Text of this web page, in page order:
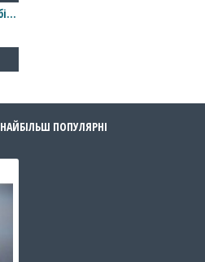
Підкладка ХДФ квадратна біла, 450*450
НАЙБІЛЬШ ПОПУЛЯРНІ